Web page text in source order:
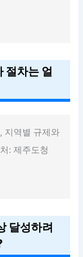
절차는 얼
지역별 규제와
: 제주도청
달성하려